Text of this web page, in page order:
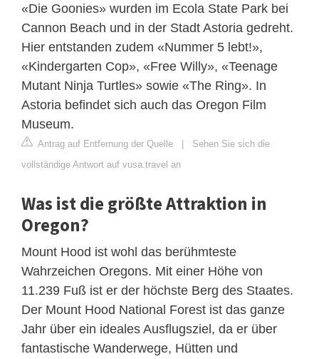
«Die Goonies» wurden im Ecola State Park bei
Cannon Beach und in der Stadt Astoria gedreht.
Hier entstanden zudem «Nummer 5 lebt!»,
«Kindergarten Cop», «Free Willy», «Teenage
Mutant Ninja Turtles» sowie «The Ring». In
Astoria befindet sich auch das Oregon Film
Museum.
Antrag auf Entfernung der Quelle | Sehen Sie sich die
vollständige Antwort auf vusa.travel an
Was ist die größte Attraktion in
Oregon?
Mount Hood ist wohl das berühmteste
Wahrzeichen Oregons. Mit einer Höhe von
11.239 Fuß ist er der höchste Berg des Staates.
Der Mount Hood National Forest ist das ganze
Jahr über ein ideales Ausflugsziel, da er über
fantastische Wanderwege, Hütten und